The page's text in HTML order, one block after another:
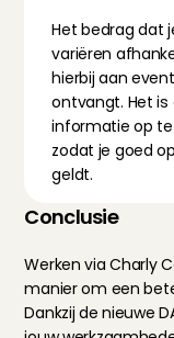
Het bedrag dat
variëren
hierbij aan
ontvangt. Het
informatie op te
zodat je goed
geldt.
Conclusie
Werken via Charly
manier om een
Dankzij de nieuwe